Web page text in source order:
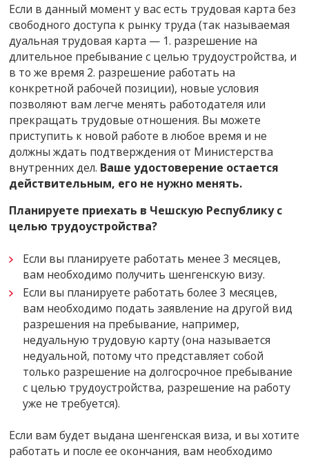
Если в данный момент у вас есть трудовая карта без
свободного доступа к рынку труда (так называемая
дуальная трудовая карта — 1. разрешение на
длительное пребывание с целью трудоустройства, и
в то же время 2. разрешение работать на
конкретной рабочей позиции), новые условия
позволяют вам легче менять работодателя или
прекращать трудовые отношения. Вы можете
приступить к новой работе в любое время и не
должны ждать подтверждения от Министерства
внутренних дел. Ваше удостоверение остается
действительным, его не нужно менять.
Планируете приехать в Чешскую Республику с
целью трудоустройства?
Если вы планируете работать менее 3 месяцев,
вам необходимо получить шенгенскую визу.
Если вы планируете работать более 3 месяцев,
вам необходимо подать заявление на другой вид
разрешения на пребывание, например,
недуальную трудовую карту (она называется
недуальной, потому что представляет собой
только разрешение на долгосрочное пребывание
с целью трудоустройства, разрешение на работу
уже не требуется).
Если вам будет выдана шенгенская виза, и вы хотите
работать и после ее окончания, вам необходимо